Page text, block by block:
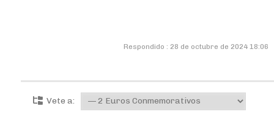
Respondido : 28 de octubre de 2024 18:06
Vete a: